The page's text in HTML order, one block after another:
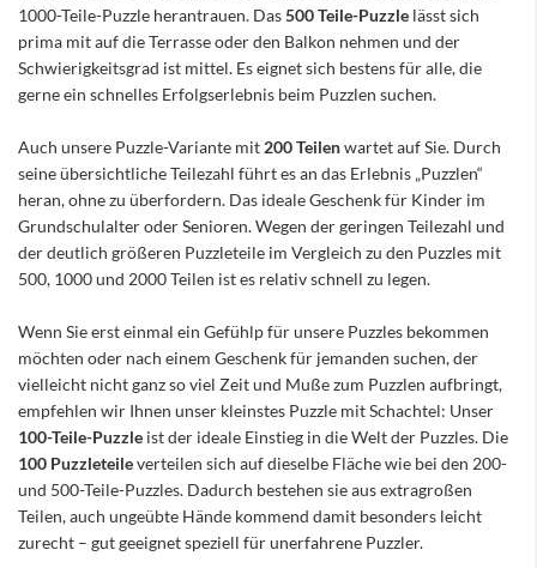
1000-Teile-Puzzle herantrauen. Das500 Teile-Puzzle lässt sich
prima mit auf die Terrasse oder den Balkon nehmen und der
Schwierigkeitsgrad ist mittel. Es eignet sich bestens für alle, die
gerne ein schnelles Erfolgserlebnis beim Puzzlen suchen.
Auch unsere Puzzle-Variante mit 200 Teilenwartet auf Sie. Durch
seine übersichtliche Teilezahl führt es an das Erlebnis „Puzzlen“
heran, ohne zu überfordern. Das ideale Geschenk für Kinder im
Grundschulalter oder Senioren. Wegen der geringen Teilezahl und
der deutlich größeren Puzzleteile im Vergleich zu den Puzzles mit
500, 1000 und 2000 Teilen ist es relativ schnell zu legen.
Wenn Sie erst einmal ein Gefühlp für unsere Puzzles bekommen
möchten oder nach einem Geschenk für jemanden suchen, der
vielleicht nicht ganz so viel Zeit und Muße zum Puzzlen aufbringt,
empfehlen wir Ihnen unser kleinstes Puzzle mit Schachtel: Unser
100-Teile-Puzzle ist der ideale Einstieg in die Welt der Puzzles. Die
100 Puzzleteileverteilen sich auf dieselbe Fläche wie bei den 200-
und 500-Teile-Puzzles. Dadurch bestehen sie aus extragroßen
Teilen, auch ungeübte Hände kommend damit besonders leicht
zurecht – gut geeignet speziell für unerfahrene Puzzler.